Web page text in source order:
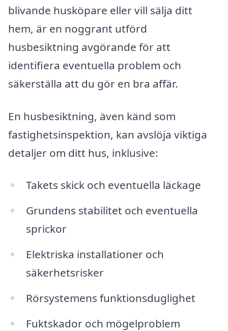
blivande husköpare eller vill sälja ditt
hem, är en noggrant utförd
husbesiktning avgörande för att
identifiera eventuella problem och
säkerställa att du gör en bra affär.
En husbesiktning, även känd som
fastighetsinspektion, kan avslöja viktiga
detaljer om ditt hus, inklusive:
Takets skick och eventuella läckage
Grundens stabilitet och eventuella
sprickor
Elektriska installationer och
säkerhetsrisker
Rörsystemens funktionsduglighet
Fuktskador och mögelproblem